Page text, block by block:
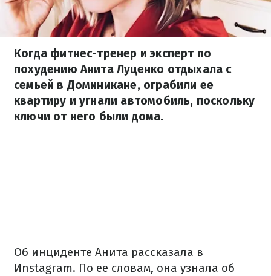
Когда фитнес-тренер и эксперт по
похудению Анита Луценко отдыхала с
семьей в Доминикане, ограбили ее
квартиру и угнали автомобиль, поскольку
ключи от него были дома.
Об инциденте Анита рассказала в
Иnstagram. По ее словам, она узнала об